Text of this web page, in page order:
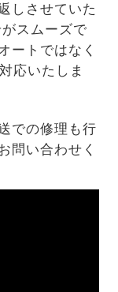
しさせていた
スムーズで
ートではなく
応いたしま
での修理も行
問い合わせく